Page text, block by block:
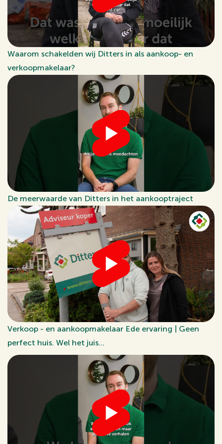
Waarom schakelden wij Ditters in als aankoop- en
verkoopmakelaar?
De meerwaarde van Ditters in het aankooptraject
Verkoop - en aankoopmakelaar Ede ervaring | Geen
perfect huis. Wel het juis...